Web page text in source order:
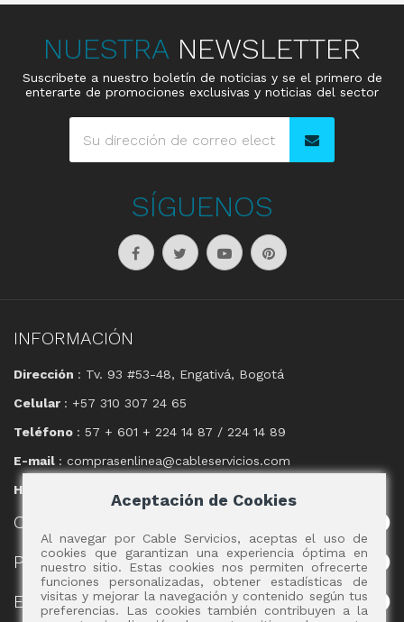
NUESTRA NEWSLETTER
Suscribete a nuestro boletín de noticias y se el primero de
enterarte de promociones exclusivas y noticias del sector
SÍGUENOS
INFORMACIÓN
Dirección : Tv. 93 #53-48, Engativá, Bogotá
Celular : +57 310 307 24 65
Teléfono : 57 + 601 + 224 14 87 / 224 14 89
E-mail : comprasenlinea@cableservicios.com
Horario
CABLE
POLÍTICAS
EVENTOS
Aceptación de Cookies
Al navegar por Cable Servicios, aceptas el uso de
cookies que garantizan una experiencia óptima en
nuestro sitio. Estas cookies nos permiten ofrecerte
funciones personalizadas, obtener estadísticas de
visitas y mejorar la navegación y contenido según tus
preferencias. Las cookies también contribuyen a la